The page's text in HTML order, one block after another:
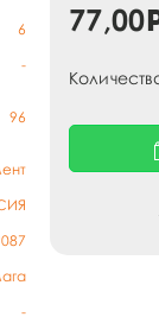
6
-
96
-
77,00